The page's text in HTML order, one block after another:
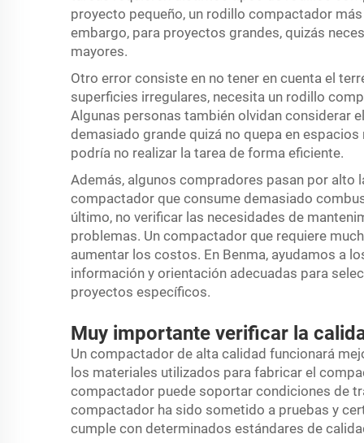
proyecto pequeño, un rodillo compactador
embargo, para proyectos grandes, quizás
mayores.
Otro error consiste en no tener en cuenta el
superficies irregulares, necesita un rodillo
Algunas personas también olvidan considerar
demasiado grande quizá no quepa en
podría no realizar la tarea de forma eficiente.
Además, algunos compradores pasan por alto
compactador que consume demasiado
último, no verificar las necesidades de
problemas. Un compactador que requiere
aumentar los costos. En Benma, ayudamos a
información y orientación adecuadas para
proyectos específicos.
Muy importante verificar la
Un compactador de alta calidad funcionará
los materiales utilizados para fabricar el
compactador puede soportar condiciones de
compactador ha sido sometido a pruebas y
cumple con determinados estándares de